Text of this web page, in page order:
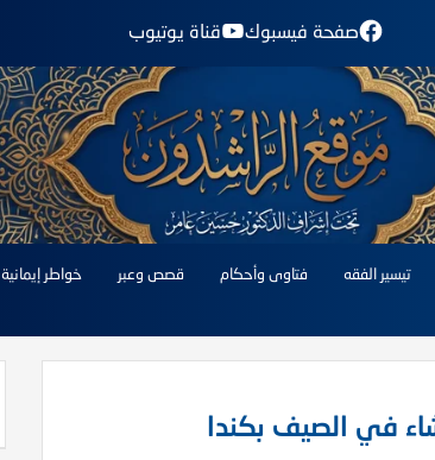
صفحة فيسبوك قناة يوتيوب
تيسير الفقه فتاوى وأحكام قصص وعبر خواطر إيمانية
في الصيف بكندا